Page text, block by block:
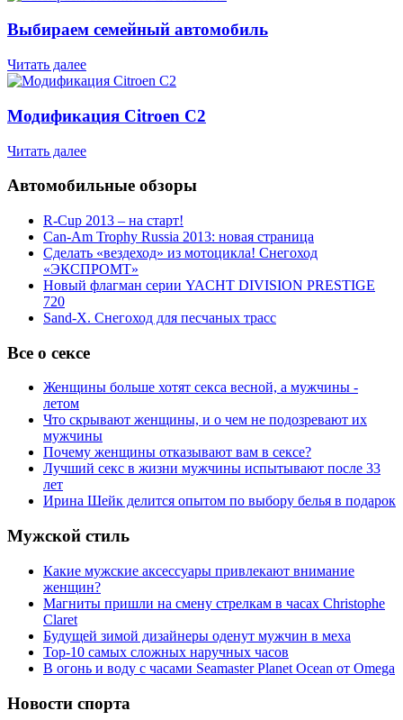
Выбираем семейный автомобиль
Читать далее
Модификация Citroen С2
Читать далее
Автомобильные обзоры
R-Cup 2013 – на старт!
Can-Am Trophy Russia 2013: новая страница
Сделать «вездеход» из мотоцикла! Снегоход
«ЭКСПРОМТ»
Новый флагман серии YACHT DIVISION PRESTIGE
720
Sand-X. Снегоход для песчаных трасс
Все о сексе
Женщины больше хотят секса весной, а мужчины -
летом
Что скрывают женщины, и о чем не подозревают их
мужчины
Почему женщины отказывают вам в сексе?
Лучший секс в жизни мужчины испытывают после 33
лет
Ирина Шейк делится опытом по выбору белья в подарок
Мужской стиль
Какие мужские аксессуары привлекают внимание
женщин?
Магниты пришли на смену стрелкам в часах Christophe
Claret
Будущей зимой дизайнеры оденут мужчин в меха
Top-10 самых сложных наручных часов
В огонь и воду с часами Seamaster Planet Ocean от Omega
Новости спорта